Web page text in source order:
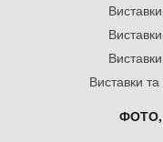
Виставки
ФОТО,